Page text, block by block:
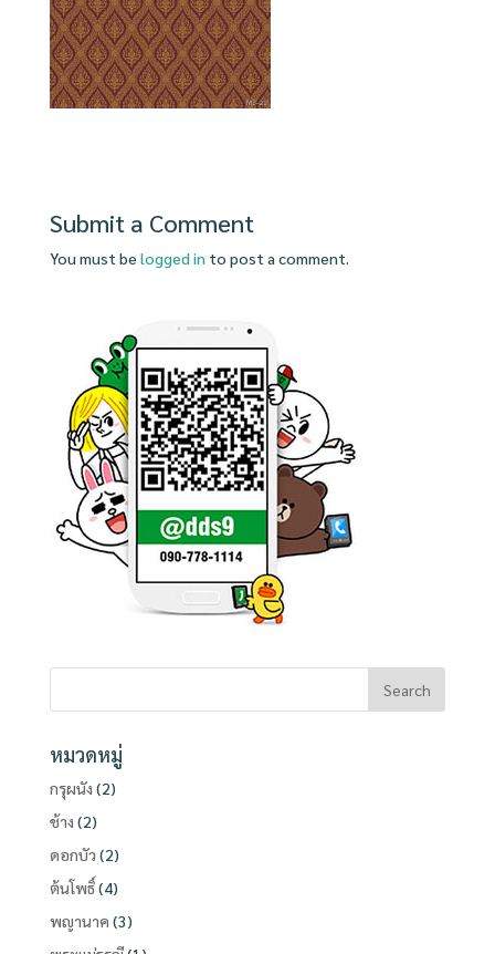
Submit a Comment
You must be logged in to post a comment.
หมวดหมู่
กรุผนัง (2)
ช้าง (2)
ดอกบัว (2)
ต้นโพธิ์(4)
พญานาค (3)